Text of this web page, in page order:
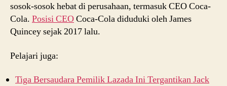
sosok-sosok hebat di perusahaan, termasuk CEO Coca-
Cola. Posisi CEOCoca-Cola diduduki oleh James
Quincey sejak 2017 lalu.
Pelajari juga:
Tiga Bersaudara Pemilik Lazada Ini Tergantikan Jack